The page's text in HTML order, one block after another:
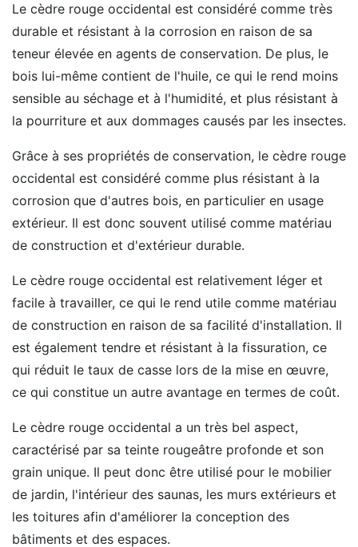
Le cèdre rouge occidental est considéré comme très
durable et résistant à la corrosion en raison de sa
teneur élevée en agents de conservation. De plus, le
bois lui-même contient de l'huile, ce qui le rend moins
sensible au séchage et à l'humidité, et plus résistant à
la pourriture et aux dommages causés par les insectes.
Grâce à ses propriétés de conservation, le cèdre rouge
occidental est considéré comme plus résistant à la
corrosion que d'autres bois, en particulier en usage
extérieur. Il est donc souvent utilisé comme matériau
de construction et d'extérieur durable.
Le cèdre rouge occidental est relativement léger et
facile à travailler, ce qui le rend utile comme matériau
de construction en raison de sa facilité d'installation. Il
est également tendre et résistant à la fissuration, ce
qui réduit le taux de casse lors de la mise en œuvre,
ce qui constitue un autre avantage en termes de coût.
Le cèdre rouge occidental a un très bel aspect,
caractérisé par sa teinte rougeâtre profonde et son
grain unique. Il peut donc être utilisé pour le mobilier
de jardin, l'intérieur des saunas, les murs extérieurs et
les toitures afin d'améliorer la conception des
bâtiments et des espaces.